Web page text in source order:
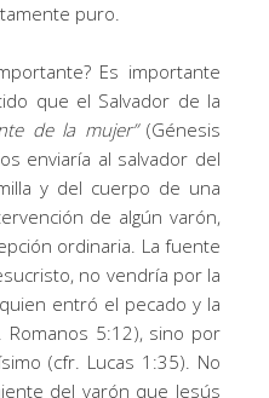
puro.
Es importante
que el Salvador de la
de la mujer”(Génesis
enviaría al salvador del
y del cuerpo de una
de algún varón,
ordinaria. La fuente
no vendría por la
entró el pecado y la
5:12), sino por
(cfr. Lucas 1:35). No
del varón que Jesús